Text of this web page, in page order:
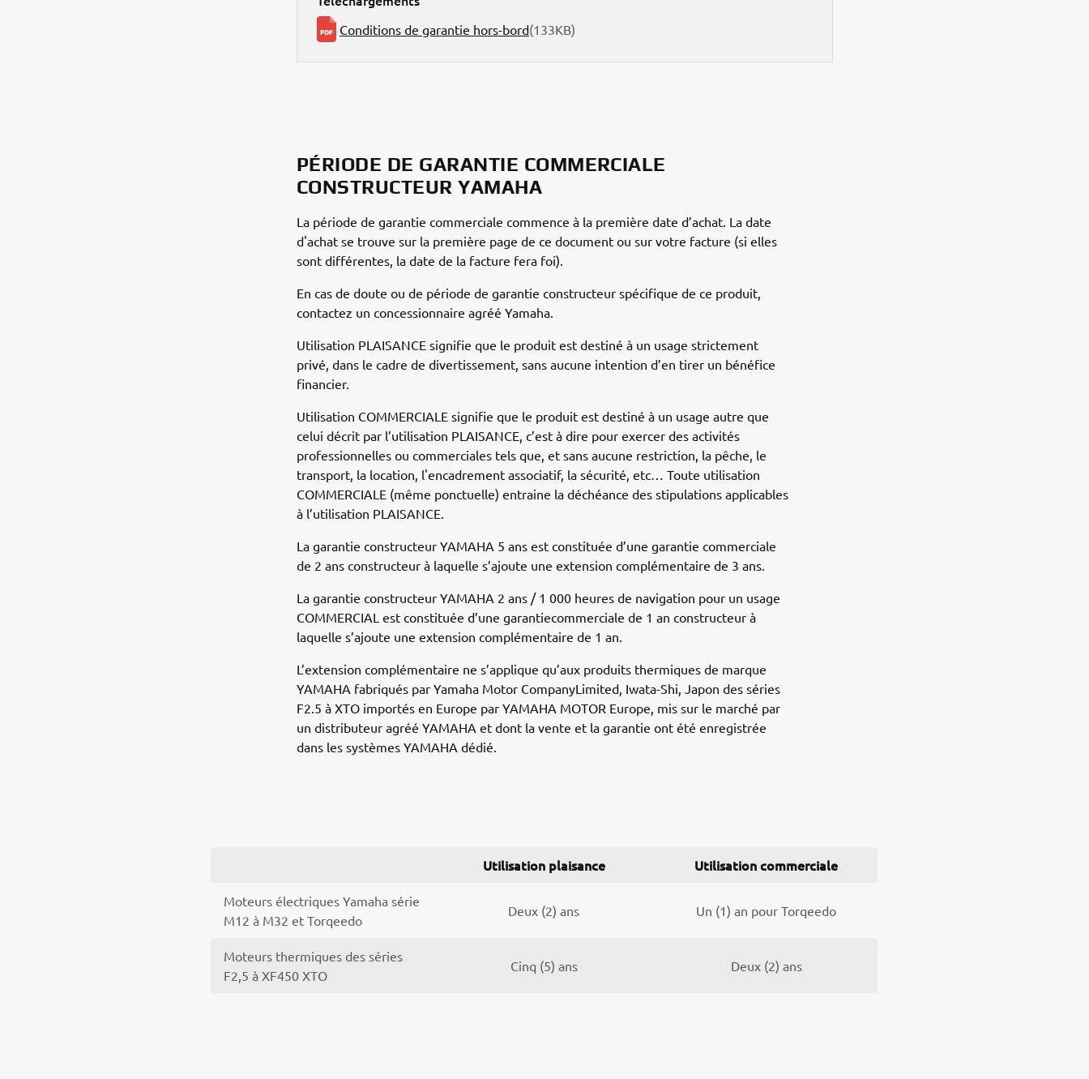
Conditions de garantie hors-bord(133KB)
PÉRIODE DE GARANTIE COMMERCIALE
CONSTRUCTEUR YAMAHA
La période de garantie commerciale commence à la première date d’achat. La date
d'achat se trouve sur la première page de ce document ou sur votre facture (si elles
sont différentes, la date de la facture fera foi).
En cas de doute ou de période de garantie constructeur spécifique de ce produit,
contactez un concessionnaire agréé Yamaha.
Utilisation PLAISANCE signifie que le produit est destiné à un usage strictement
privé, dans le cadre de divertissement, sans aucune intention d’en tirer un bénéfice
financier.
Utilisation COMMERCIALE signifie que le produit est destiné à un usage autre que
celui décrit par l’utilisation PLAISANCE, c’est à dire pour exercer des activités
professionnelles ou commerciales tels que, et sans aucune restriction, la pêche, le
transport, la location, l'encadrement associatif, la sécurité, etc… Toute utilisation
COMMERCIALE (même ponctuelle) entraine la déchéance des stipulations applicables
à l’utilisation PLAISANCE.
La garantie constructeur YAMAHA 5 ans est constituée d’une garantie commerciale
de 2 ans constructeur à laquelle s’ajoute une extension complémentaire de 3 ans.
La garantie constructeur YAMAHA 2 ans / 1 000 heures de navigation pour un usage
COMMERCIAL est constituée d’une garantiecommerciale de 1 an constructeur à
laquelle s’ajoute une extension complémentaire de 1 an.
L’extension complémentaire ne s’applique qu’aux produits thermiques de marque
YAMAHA fabriqués par Yamaha Motor CompanyLimited, Iwata-Shi, Japon des séries
F2.5 à XTO importés en Europe par YAMAHA MOTOR Europe, mis sur le marché par
un distributeur agréé YAMAHA et dont la vente et la garantie ont été enregistrée
dans les systèmes YAMAHA dédié.
Utilisation plaisance Utilisation commerciale
Moteurs électriques Yamaha série
M12 à M32 et Torqeedo
Deux (2) ans Un (1) an pour Torqeedo
Moteurs thermiques des séries
F2,5 à XF450 XTO
Cinq (5) ans Deux (2) ans